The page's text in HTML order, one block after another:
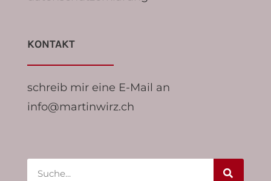
KONTAKT
schreib mir eine E-Mail an
info@martinwirz.ch